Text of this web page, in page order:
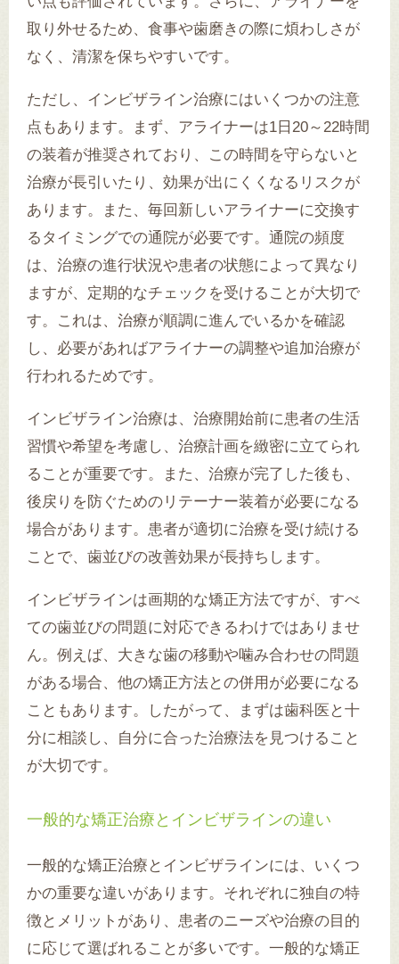
取り外せるため、食事や歯磨きの際に煩わしさが
なく、清潔を保ちやすいです。
ただし、インビザライン治療にはいくつかの注意
点もあります。まず、アライナーは1日20～22時間
の装着が推奨されており、この時間を守らないと
治療が長引いたり、効果が出にくくなるリスクが
あります。また、毎回新しいアライナーに交換す
るタイミングでの通院が必要です。通院の頻度
は、治療の進行状況や患者の状態によって異なり
ますが、定期的なチェックを受けることが大切で
す。これは、治療が順調に進んでいるかを確認
し、必要があればアライナーの調整や追加治療が
行われるためです。
インビザライン治療は、治療開始前に患者の生活
習慣や希望を考慮し、治療計画を緻密に立てられ
ることが重要です。また、治療が完了した後も、
後戻りを防ぐためのリテーナー装着が必要になる
場合があります。患者が適切に治療を受け続ける
ことで、歯並びの改善効果が長持ちします。
インビザラインは画期的な矯正方法ですが、すべ
ての歯並びの問題に対応できるわけではありませ
ん。例えば、大きな歯の移動や噛み合わせの問題
がある場合、他の矯正方法との併用が必要になる
こともあります。したがって、まずは歯科医と十
分に相談し、自分に合った治療法を見つけること
が大切です。
一般的な矯正治療とインビザラインの違い
一般的な矯正治療とインビザラインには、いくつ
かの重要な違いがあります。それぞれに独自の特
徴とメリットがあり、患者のニーズや治療の目的
に応じて選ばれることが多いです。一般的な矯正